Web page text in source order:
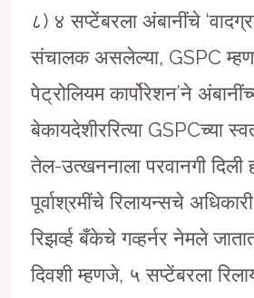
८) ४ सप्टेंबरला अंबानींचे
संचालक असलेल्या, GSPC
पेट्रोलियम कार्पोरेशन’ने
बेकायदेशीररित्या GSPCच्या
तेल-उत्खननाला परवानगी दिली
पूर्वाश्रमींचे रिलायन्सचे
रिझर्व्ह बँकेचे गव्हर्नर नेमले
दिवशी म्हणजे, ५ सप्टेंबरला